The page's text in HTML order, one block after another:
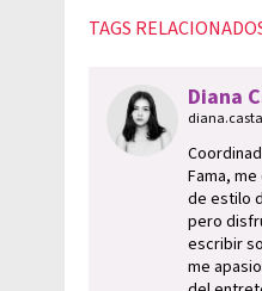
TAGS
Diana
Fama,
de estilo
pero
escribir
me